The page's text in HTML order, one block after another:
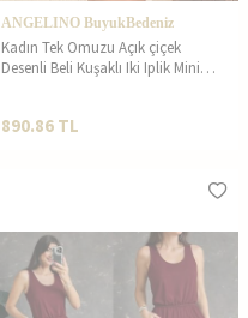
ANGELINO BuyukBedeniz
Kadın Tek Omuzu Açık çiçek
Desenli Beli Kuşaklı Iki Iplik Mini
890.86 TL